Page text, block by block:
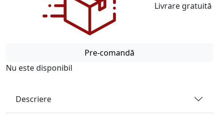
Livrare gratuită
Pre-comandă
Nu este disponibil
Descriere